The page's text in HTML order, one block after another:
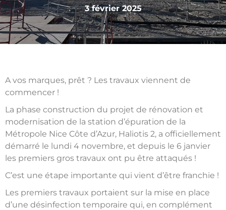
3 février 2025
A vos marques, prêt ? Les travaux viennent de
commencer !
La phase construction du projet de rénovation et
modernisation de la station d’épuration de la
Métropole Nice Côte d’Azur, Haliotis 2, a officiellement
démarré le lundi 4 novembre, et depuis le 6 janvier
les premiers gros travaux ont pu être attaqués !
C’est une étape importante qui vient d’être franchie !
Les premiers travaux portaient sur la mise en place
d’une désinfection temporaire qui, en complément